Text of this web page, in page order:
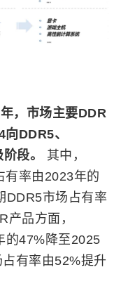
，市场主要DDR
DDR5、
段。
其中，
有率由2023年的
DDR5市场占有率
品方面，
的47%降至2025
有率由52%提升